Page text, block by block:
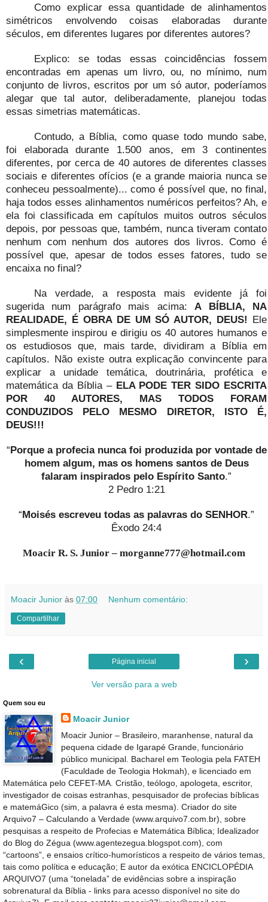
Como explicar essa quantidade de alinhamentos
simétricos envolvendo coisas elaboradas durante
séculos, em diferentes lugares por diferentes autores?
Explico: se todas essas coincidências fossem
encontradas em apenas um livro, ou, no mínimo, num
conjunto de livros, escritos por um só autor, poderíamos
alegar que tal autor, deliberadamente, planejou todas
essas simetrias matemáticas.
Contudo, a Bíblia, como quase todo mundo sabe,
foi elaborada durante 1.500 anos, em 3 continentes
diferentes, por cerca de 40 autores de diferentes classes
sociais e diferentes ofícios (e a grande maioria nunca se
conheceu pessoalmente)... como é possível que, no final,
haja todos esses alinhamentos numéricos perfeitos? Ah, e
ela foi classificada em capítulos muitos outros séculos
depois, por pessoas que, também, nunca tiveram contato
nenhum com nenhum dos autores dos livros. Como é
possível que, apesar de todos esses fatores, tudo se
encaixa no final?
Na verdade, a resposta mais evidente já foi
sugerida num parágrafo mais acima: A BÍBLIA, NA
REALIDADE, É OBRA DE UM SÓ AUTOR, DEUS! Ele
simplesmente inspirou e dirigiu os 40 autores humanos e
os estudiosos que, mais tarde, dividiram a Bíblia em
capítulos. Não existe outra explicação convincente para
explicar a unidade temática, doutrinária, profética e
matemática da Bíblia – ELA PODE TER SIDO ESCRITA
POR 40 AUTORES, MAS TODOS FORAM
CONDUZIDOS PELO MESMO DIRETOR, ISTO É,
DEUS!!!
“Porque a profecia nunca foi produzida por vontade de
homem algum, mas os homens santos de Deus
falaram inspirados pelo Espírito Santo.”
2 Pedro 1:21
“Moisés escreveu todas as palavras do SENHOR.”
Êxodo 24:4
Moacir R. S. Junior – morganne777@hotmail.com
Moacir Junior às 07:00 Nenhum comentário:
Compartilhar
‹ ›
Página inicial
Ver versão para a web
Quem sou eu
Moacir Junior
Moacir Junior – Brasileiro, maranhense, natural da
pequena cidade de Igarapé Grande, funcionário
público municipal. Bacharel em Teologia pela FATEH
(Faculdade de Teologia Hokmah), e licenciado em
Matemática pelo CEFET-MA. Cristão, teólogo, apologeta, escritor,
investigador de coisas estranhas, pesquisador de profecias bíblicas
e matemáGico (sim, a palavra é esta mesma). Criador do site
Arquivo7 – Calculando a Verdade (www.arquivo7.com.br), sobre
pesquisas a respeito de Profecias e Matemática Bíblica; Idealizador
do Blog do Zégua (www.agentezegua.blogspot.com), com
“cartoons”, e ensaios crítico-humorísticos a respeito de vários temas,
tais como política e educação; E autor da exótica ENCICLOPÉDIA
ARQUIVO7 (uma “tonelada” de evidências sobre a inspiração
sobrenatural da Bíblia - links para acesso disponível no site do